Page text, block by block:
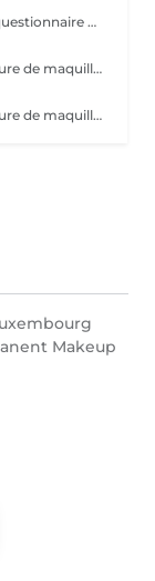
Rendez-vous d'information afin de valider le questionnaire médical et les contre-indications, validation de la couleur et de la forme des sourcils, réponses aux éventuelles interrogations. L'acompte sera restitué entièrement lors de votre venue, si vous n'annulez pas il sera conservé.
La technique de microblading est une procédure de maquillage semi permanent réalisé entièrement à la main à l'aide d'un "stylo" muni de micro-aiguilles. La praticienne dessine poil à poil l'ensemble du sourcil afin de redonner au regard toute son intensité et sa ligne naturelle. Cette technique permet de redessiner entièrement un sourcil soit de combler les éventuels trous. Un résultat des plus naturel grâce à la finesse de la lame et donc au dessin de chaque poil. Effet trompe l'il garanti! POSSIBILITES DE RDV A STEINFORT OU OBERPALLEN
La technique de microblading est une procédure de maquillage semi-permanent réalisé entièrement à la main à l'aide d'un "stylo" muni de micro-aiguilles. La praticienne dessine poil à poil l'ensemble du sourcil afin de redonner au regard toute son intensité et sa ligne naturelle. Cette technique permet de redessiner entièrement un sourcil soit de combler les éventuels trous. Un résultat des plus naturel grâce à la finesse de la lame et donc au dessin de chaque poil. Effet trompe l'oeil garanti!
Makeup